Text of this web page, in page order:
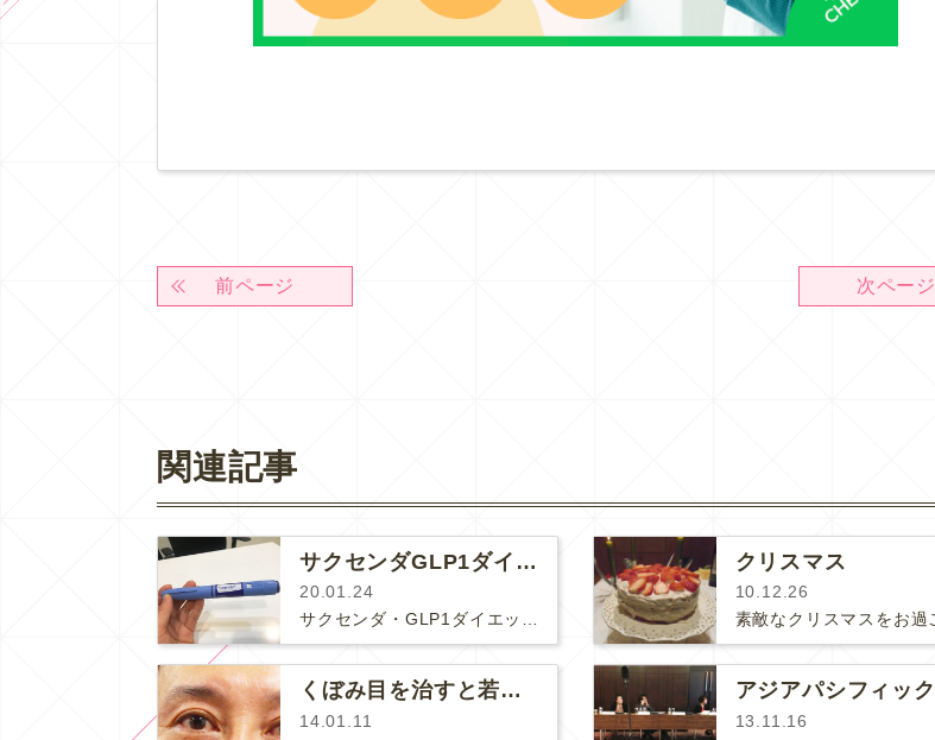
前ページ 次ページ
関連記事
サクセンダGLP1ダイエット、すごいです！
20.01.24
サクセンダ・GLP1ダイエットは開始２週間後に効果と副作用のチェックに来ていただきます。今日、チェックにいらっしゃいました５０代…
クリスマス
10.12.26
くぼみ目を治すと若返ります！
14.01.11
13.11.16